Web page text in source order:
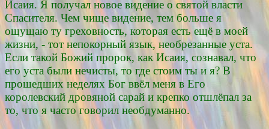
Исаия. Я получал новое видение о святой власти
Спасителя. Чем чище видение, тем больше я
ощущаю ту греховность, которая есть ещё в моей
жизни, - тот непокорный язык, необрезанные уста.
Если такой Божий пророк, как Исаия, сознавал, что
его уста были нечисты, то где стоим ты и я? В
прошедших неделях Бог ввёл меня в Его
королевский дровяной сарай и крепко отшлёпал за
то, что я часто говорил необдуманно.